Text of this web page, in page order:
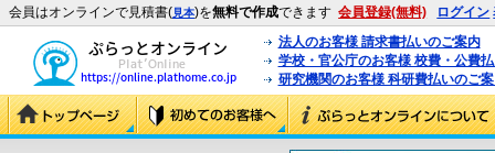
会員はオンラインで見積書(見本)を無料で作成できます 会員登録(無料) ログイン
法人のお客様 請求書払いのご案内
学校・官公庁のお客様 校費・公費
研究機関のお客様 科研費払いのご